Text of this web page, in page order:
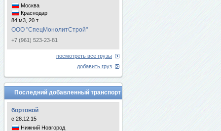
Москва
Краснодар
84 м3, 20 т
ООО "СпецМонолитСтрой"
+7 (961) 523-23-81
посмотреть все грузы
добавить груз
Последний добавленный транспорт
бортовой
с 28.12.15
Нижний Новгород